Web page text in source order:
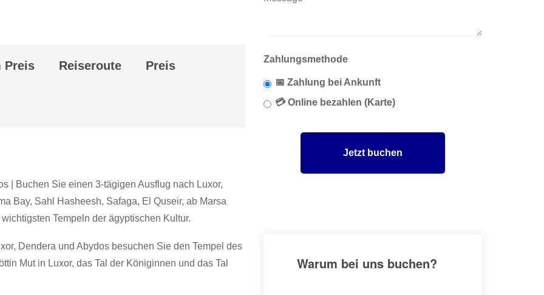
Preis Reiseroute Preis
| Buchen Sie einen 3-tägigen Ausflug nach Luxor,
Bay, Sahl Hasheesh, Safaga, El Quseir, ab Marsa
Tempeln der ägyptischen Kultur.
Dendera und Abydos besuchen Sie den Tempel des
Mut in Luxor, das Tal der Königinnen und das Tal
Zahlungsmethode
📅 Zahlung bei Ankunft
💳 Online bezahlen (Karte)
Jetzt buchen
Warum bei uns buchen?